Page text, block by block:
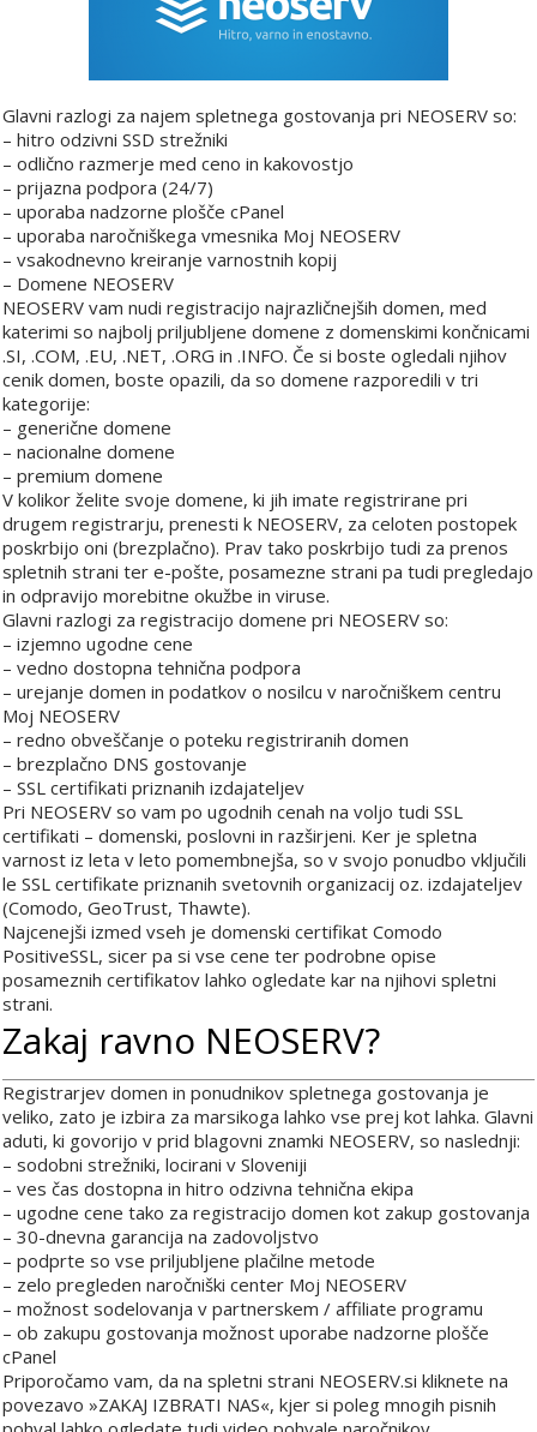
Glavni razlogi za najem spletnega gostovanja pri NEOSERV so:
– hitro odzivni SSD strežniki
– odlično razmerje med ceno in kakovostjo
– prijazna podpora (24/7)
– uporaba nadzorne plošče cPanel
– uporaba naročniškega vmesnika Moj NEOSERV
– vsakodnevno kreiranje varnostnih kopij
– Domene NEOSERV
NEOSERV vam nudi registracijo najrazličnejših domen, med
katerimi so najbolj priljubljene domene z domenskimi končnicami
.SI, .COM, .EU, .NET, .ORG in .INFO. Če si boste ogledali njihov
cenik domen, boste opazili, da so domene razporedili v tri
kategorije:
– generične domene
– nacionalne domene
– premium domene
V kolikor želite svoje domene, ki jih imate registrirane pri
drugem registrarju, prenesti k NEOSERV, za celoten postopek
poskrbijo oni (brezplačno). Prav tako poskrbijo tudi za prenos
spletnih strani ter e-pošte, posamezne strani pa tudi pregledajo
in odpravijo morebitne okužbe in viruse.
Glavni razlogi za registracijo domene pri NEOSERV so:
– izjemno ugodne cene
– vedno dostopna tehnična podpora
– urejanje domen in podatkov o nosilcu v naročniškem centru
Moj NEOSERV
– redno obveščanje o poteku registriranih domen
– brezplačno DNS gostovanje
– SSL certifikati priznanih izdajateljev
Pri NEOSERV so vam po ugodnih cenah na voljo tudi SSL
certifikati – domenski, poslovni in razširjeni. Ker je spletna
varnost iz leta v leto pomembnejša, so v svojo ponudbo vključili
le SSL certifikate priznanih svetovnih organizacij oz. izdajateljev
(Comodo, GeoTrust, Thawte).
Najcenejši izmed vseh je domenski certifikat Comodo
PositiveSSL, sicer pa si vse cene ter podrobne opise
posameznih certifikatov lahko ogledate kar na njihovi spletni
strani.
Zakaj ravno NEOSERV?
Registrarjev domen in ponudnikov spletnega gostovanja je
veliko, zato je izbira za marsikoga lahko vse prej kot lahka. Glavni
aduti, ki govorijo v prid blagovni znamki NEOSERV, so naslednji:
– sodobni strežniki, locirani v Sloveniji
– ves čas dostopna in hitro odzivna tehnična ekipa
– ugodne cene tako za registracijo domen kot zakup gostovanja
– 30-dnevna garancija na zadovoljstvo
– podprte so vse priljubljene plačilne metode
– zelo pregleden naročniški center Moj NEOSERV
– možnost sodelovanja v partnerskem / affiliate programu
– ob zakupu gostovanja možnost uporabe nadzorne plošče
cPanel
Priporočamo vam, da na spletni strani NEOSERV.si kliknete na
povezavo »ZAKAJ IZBRATI NAS«, kjer si poleg mnogih pisnih